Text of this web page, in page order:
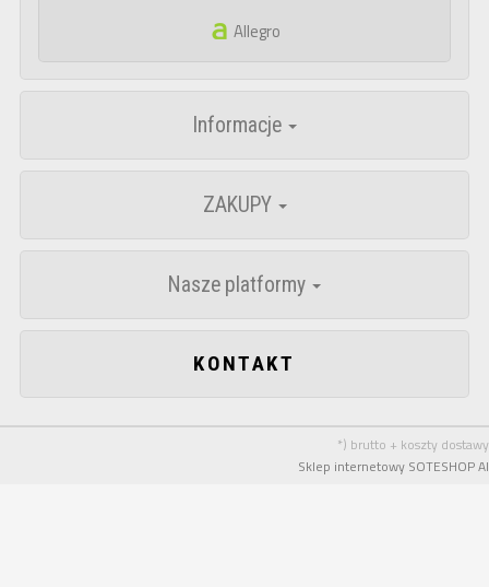
Allegro
Informacje
ZAKUPY
Nasze platformy
KONTAKT
*) brutto + koszty dostawy
Sklep internetowy SOTESHOP AI